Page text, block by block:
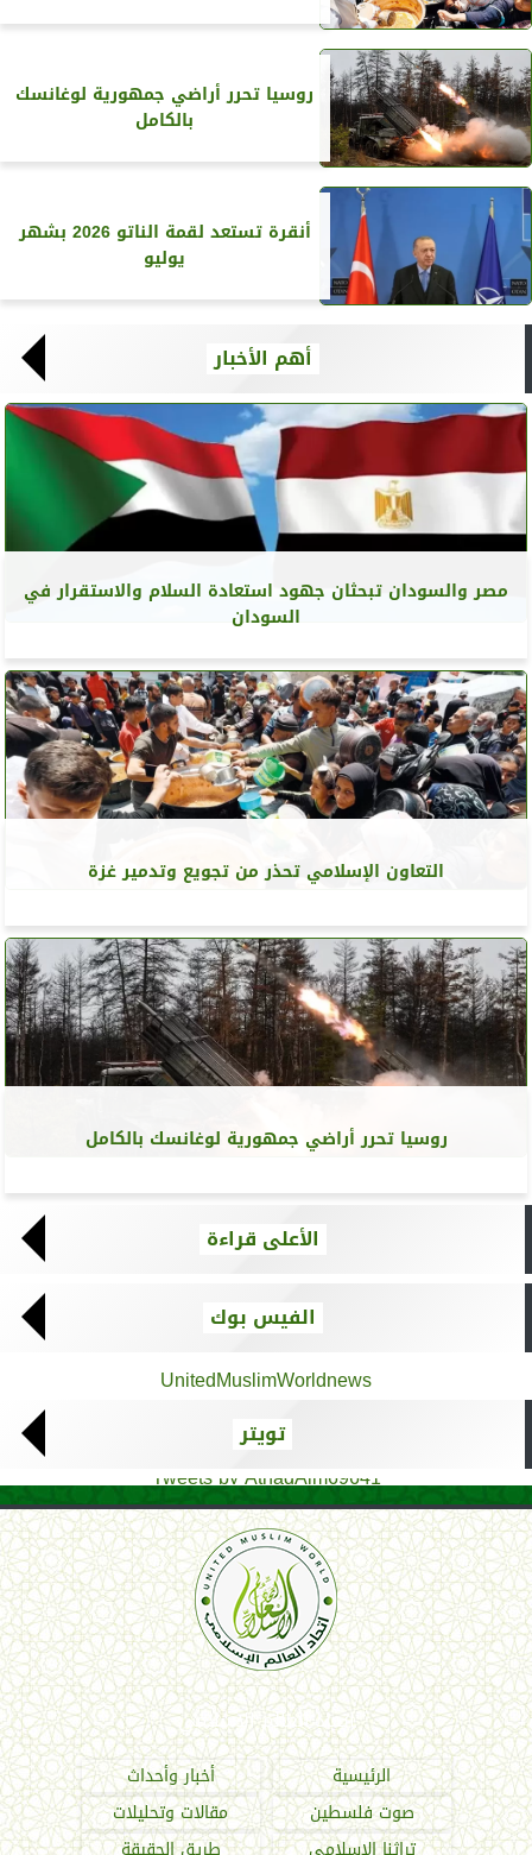
روسيا تحرر أراضي جمهورية لوغانسك
بالكامل
أنقرة تستعد لقمة الناتو 2026 بشهر
يوليو
أهم الأخبار
مصر والسودان تبحثان جهود استعادة السلام والاستقرار في
السودان
التعاون الإسلامي تحذر من تجويع وتدمير غزة
روسيا تحرر أراضي جمهورية لوغانسك بالكامل
الأعلى قراءة
الفيس بوك
UnitedMuslimWorldnews
تويتر
Tweets by AthadAlm69641
اتحاد العالم الإسلامي
الرئيسية
أخبار وأحداث
صوت فلسطين
مقالات وتحليلات